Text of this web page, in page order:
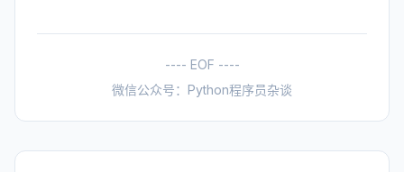
---- EOF ----
微信公众号：Python程序员杂谈